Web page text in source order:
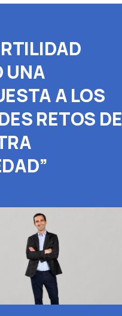
UNA
A LOS
RETOS DE